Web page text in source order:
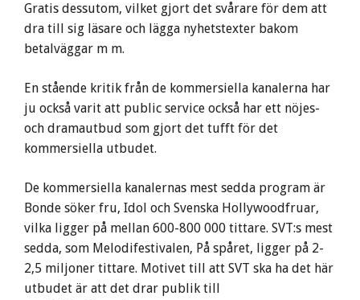
Gratis dessutom, vilket gjort det svårare för dem att
dra till sig läsare och lägga nyhetstexter bakom
betalväggar m m.
En stående kritik från de kommersiella kanalerna har
ju också varit att public service också har ett nöjes-
och dramautbud som gjort det tufft för det
kommersiella utbudet.
De kommersiella kanalernas mest sedda program är
Bonde söker fru, Idol och Svenska Hollywoodfruar,
vilka ligger på mellan 600-800 000 tittare. SVT:s mest
sedda, som Melodifestivalen, På spåret, ligger på 2-
2,5 miljoner tittare. Motivet till att SVT ska ha det här
utbudet är att det drar publik till